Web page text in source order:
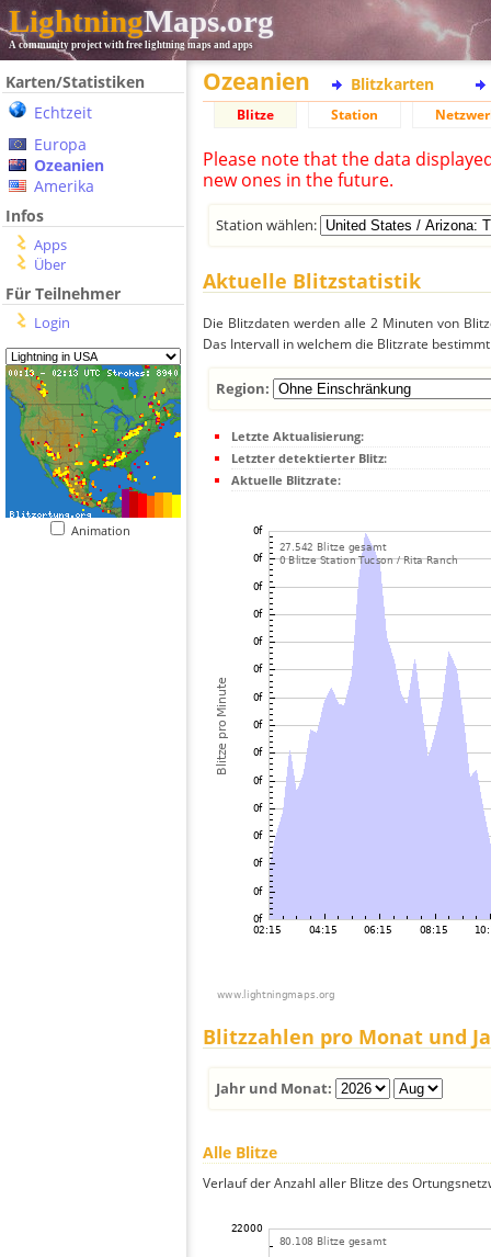
LightningMaps.org
A community project with free lightning maps and apps
Karten/Statistiken
Echtzeit
Europa
Ozeanien
Amerika
Infos
Apps
Über
Für Teilnehmer
Login
Animation
Ozeanien Blitzkarten
Blitze Station
Please note that the data
new ones in the future.
Station wählen:
Aktuelle Blitzstatistik
Die Blitzdaten werden alle 2 Minuten von
Das Intervall in welchem die Blitzrate
Region:
Letzte Aktualisierung:
Letzter detektierter Blitz:
Aktuelle Blitzrate:
Blitzzahlen pro Monat und
Jahr und Monat:
Alle Blitze
Verlauf der Anzahl aller Blitze des